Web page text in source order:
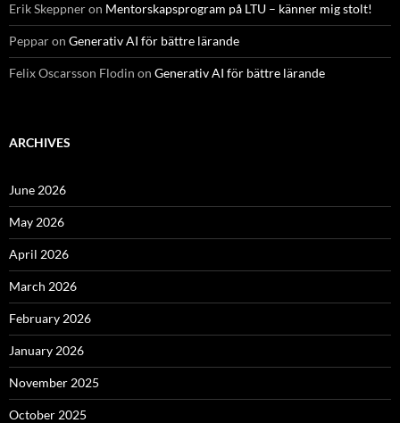
Erik Skeppneron Mentorskapsprogram på LTU – känner mig stolt!
Pepparon Generativ AI för bättre lärande
Felix Oscarsson Flodin on Generativ AI för bättre lärande
ARCHIVES
June 2026
May 2026
April 2026
March 2026
February 2026
January 2026
November 2025
October 2025